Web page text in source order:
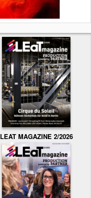
LEAT MAGAZINE 2/2026